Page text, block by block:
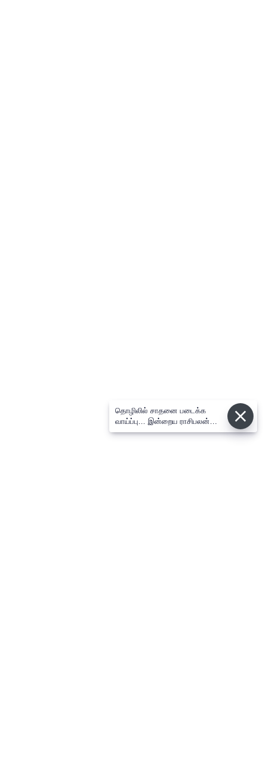
தொழிலில் சாதனை படைக்க
வாய்ப்பு... இன்றைய ராசிபலன்
08.08.2026